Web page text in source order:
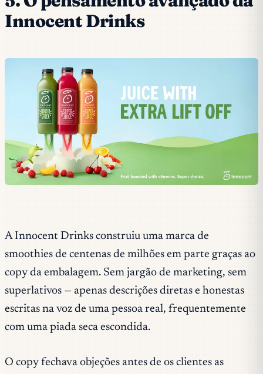
Innocent Drinks
A Innocent Drinks construiu uma marca de
smoothies de centenas de milhões em parte graças ao
copy da embalagem. Sem jargão de marketing, sem
superlativos — apenas descrições diretas e honestas
escritas na voz de uma pessoa real, frequentemente
com uma piada seca escondida.
O copy fechava objeções antes de os clientes as